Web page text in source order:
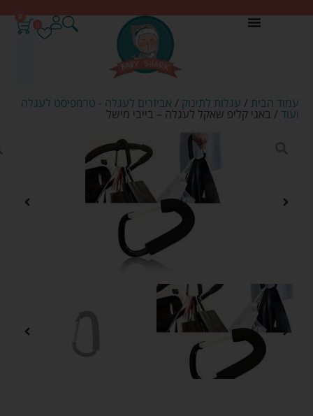
0
עמוד הבית / עגלות לתינוק / אביזרים לעגלה - טרמפיסט לעגלה
ועוד / באגי קליפ שאקל לעגלה – בייבי מישל